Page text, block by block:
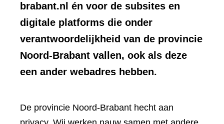
brabant.nl én voor de subsites en
digitale platforms die onder
verantwoordelijkheid van de provincie
Noord-Brabant vallen, ook als deze
een ander webadres hebben.
De provincie Noord-Brabant hecht aan